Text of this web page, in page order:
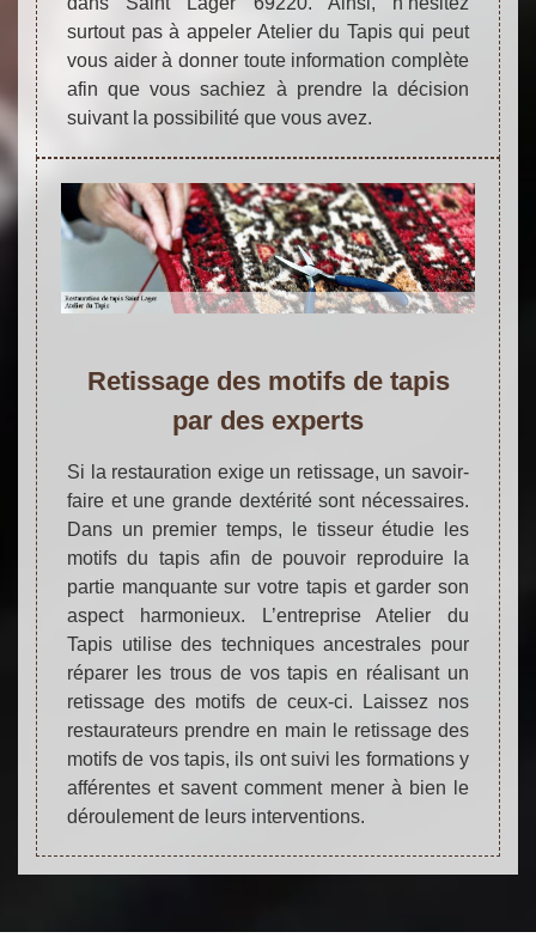
surtout pas à appeler Atelier du Tapis qui peut
vous aider à donner toute information complète
afin que vous sachiez à prendre la décision
suivant la possibilité que vous avez.
Retissage des motifs de tapis
par des experts
Si la restauration exige un retissage, un savoir-
faire et une grande dextérité sont nécessaires.
Dans un premier temps, le tisseur étudie les
motifs du tapis afin de pouvoir reproduire la
partie manquante sur votre tapis et garder son
aspect harmonieux. L’entreprise Atelier du
Tapis utilise des techniques ancestrales pour
réparer les trous de vos tapis en réalisant un
retissage des motifs de ceux-ci. Laissez nos
restaurateurs prendre en main le retissage des
motifs de vos tapis, ils ont suivi les formations y
afférentes et savent comment mener à bien le
déroulement de leurs interventions.